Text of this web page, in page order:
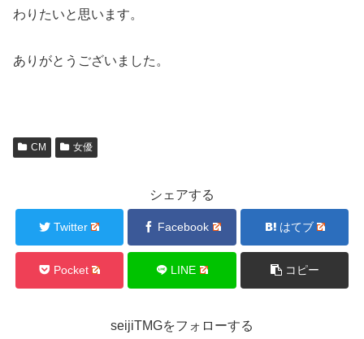
わりたいと思います。
ありがとうございました。
CM 女優
シェアする
Twitter Facebook はてブ
Pocket LINE コピー
seijiTMGをフォローする